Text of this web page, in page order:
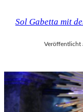
Sol Gabetta mit
Veröffentlicht